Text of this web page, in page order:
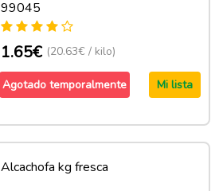
99045
1.65€ (20.63€ / kilo)
Agotado temporalmente Mi lista
Alcachofa kg fresca